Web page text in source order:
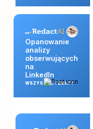
Opanowanie
analizy
obserwujących
na
LinkedIn
WSZYSTKIE TEMATY